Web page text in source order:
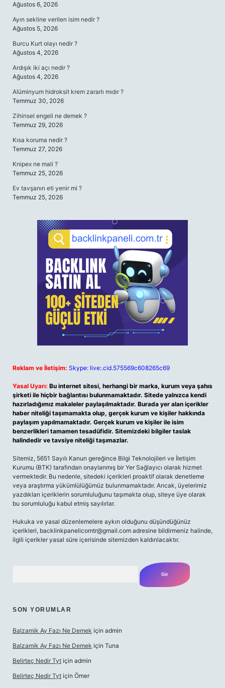
Ağustos 6, 2026
Ayın sekline verilen isim nedir ?
Ağustos 5, 2026
Burcu Kurt olayı nedir ?
Ağustos 4, 2026
Ardışık iki açı nedir ?
Ağustos 4, 2026
Alüminyum hidroksit krem zararlı mıdır ?
Temmuz 30, 2026
Zihinsel engeli ne demek ?
Temmuz 29, 2026
Kısa koruma nedir ?
Temmuz 27, 2026
Knipex ne mali ?
Temmuz 25, 2026
Ev tavşanın eti yenir mi ?
Temmuz 25, 2026
Reklam ve İletişim: Skype: live:.cid.575569c608265c69
Yasal Uyarı: Bu internet sitesi, herhangi bir marka, kurum veya şahıs
şirketi ile hiçbir bağlantısı bulunmamaktadır. Sitede yalnızca kendi
hazırladığımız makaleler paylaşılmaktadır. Burada yer alan içerikler
haber niteliği taşımamakta olup, gerçek kurum ve kişiler hakkında
paylaşım yapılmamaktadır. Gerçek kurum ve kişiler ile isim
benzerlikleri tamamen tesadüfidir. Sitemizdeki bilgiler taslak
halindedir ve tavsiye niteliği taşımazlar.
Sitemiz, 5651 Sayılı Kanun gereğince Bilgi Teknolojileri ve İletişim
Kurumu (BTK) tarafından onaylanmış bir Yer Sağlayıcı olarak hizmet
vermektedir. Bu nedenle, sitedeki içerikleri proaktif olarak denetleme
veya araştırma yükümlülüğümüz bulunmamaktadır. Ancak, üyelerimiz
yazdıkları içeriklerin sorumluluğunu taşımakta olup, siteye üye olarak
bu sorumluluğu kabul etmiş sayılırlar.
Hukuka ve yasal düzenlemelere aykırı olduğunu düşündüğünüz
içerikleri, backlinkpanelicomtr@gmail.com adresine bildirmeniz halinde,
ilgili içerikler yasal süre içerisinde sitemizden kaldırılacaktır.
SON YORUMLAR
Balzamik Ay Fazı Ne Demek için admin
Balzamik Ay Fazı Ne Demek için Tuna
Belirteç Nedir Tyt için admin
Belirteç Nedir Tyt için Ömer